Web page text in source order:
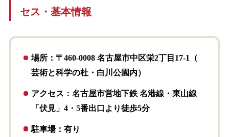
セス・基本情報
場所：〒460-0008 名古屋市中区栄2丁目17-1（
芸術と科学の杜・白川公園内）
アクセス：名古屋市営地下鉄 名港線・東山線
「伏見」4・5番出口より徒歩5分
駐車場：有り